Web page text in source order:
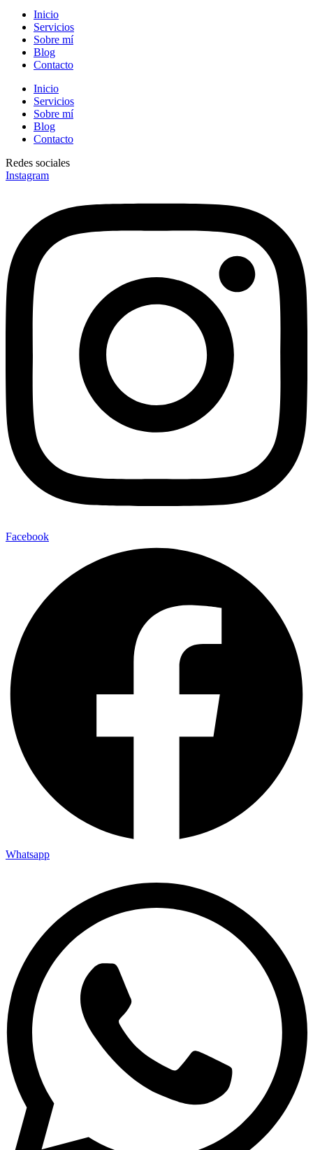
Inicio
Servicios
Sobre mí
Blog
Contacto
Inicio
Servicios
Sobre mí
Blog
Contacto
Redes sociales
Instagram
Facebook
Whatsapp